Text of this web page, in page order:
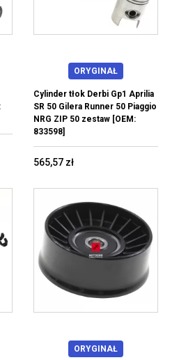
ORYGINAŁ
Cylinder tłok Derbi Gp1 Aprilia
SR 50 Gilera Runner 50 Piaggio
NRG ZIP 50 zestaw [OEM:
833598]
565,57 zł
ORYGINAŁ